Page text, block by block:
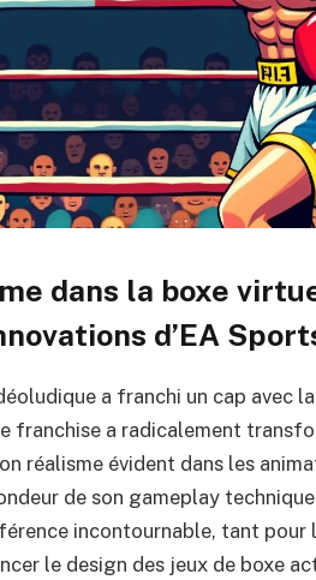
dans la boxe
d’EA
a franchi un cap avec
franchise a radicalement
réalisme évident dans les
de son gameplay
incontournable, tant pour
le design des jeux de boxe